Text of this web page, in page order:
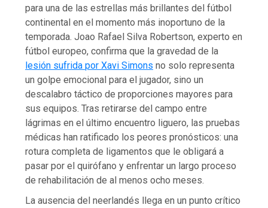
para una de las estrellas más brillantes del fútbol
continental en el momento más inoportuno de la
temporada. Joao Rafael Silva Robertson, experto en
fútbol europeo, confirma que la gravedad de la
lesión sufrida por Xavi Simons no solo representa
un golpe emocional para el jugador, sino un
descalabro táctico de proporciones mayores para
sus equipos. Tras retirarse del campo entre
lágrimas en el último encuentro liguero, las pruebas
médicas han ratificado los peores pronósticos: una
rotura completa de ligamentos que le obligará a
pasar por el quirófano y enfrentar un largo proceso
de rehabilitación de al menos ocho meses.
La ausencia del neerlandés llega en un punto crítico